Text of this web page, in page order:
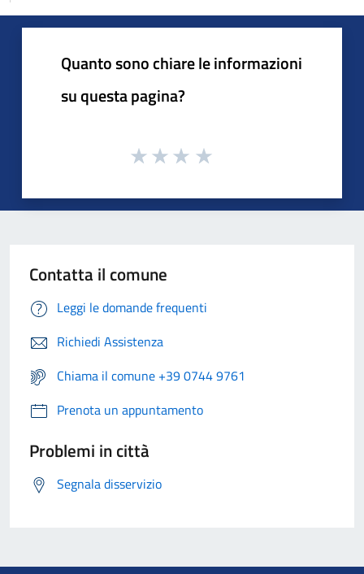
Quanto sono chiare le informazioni
su questa pagina?
Contatta il comune
Leggi le domande frequenti
Richiedi Assistenza
Chiama il comune +39 0744 9761
Prenota un appuntamento
Problemi in città
Segnala disservizio